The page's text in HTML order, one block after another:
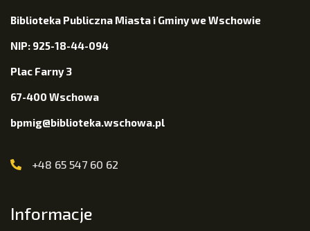
Biblioteka Publiczna Miasta i Gminy we Wschowie
NIP: 925-18-44-094
Plac Farny 3
67-400 Wschowa
bpmig@biblioteka.wschowa.pl
+48 65 547 60 62
Informacje